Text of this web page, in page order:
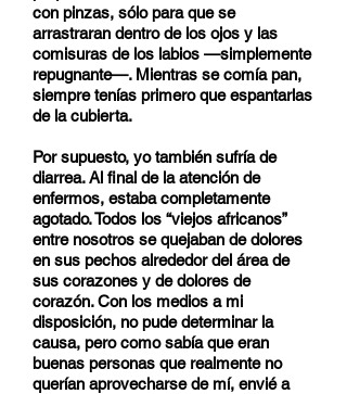
con pinzas, sólo para que se
arrastraran dentro de los ojos y las
comisuras de los labios —simplemente
repugnante—. Mientras se comía pan,
siempre tenías primero que espantarlas
de la cubierta.
Por supuesto, yo también sufría de
diarrea. Al final de la atención de
enfermos, estaba completamente
agotado. Todos los “viejos africanos”
entre nosotros se quejaban de dolores
en sus pechos alrededor del área de
sus corazones y de dolores de
corazón. Con los medios a mi
disposición, no pude determinar la
causa, pero como sabía que eran
buenas personas que realmente no
querían aprovecharse de mí, envié a